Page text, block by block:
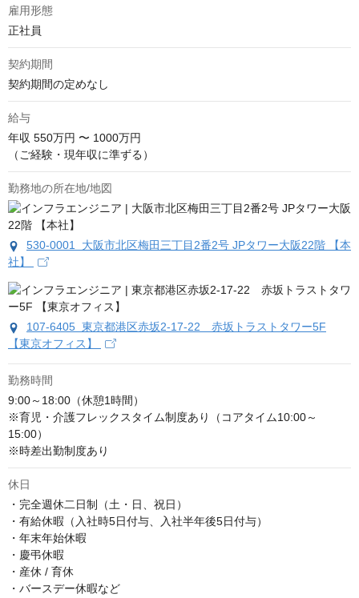
雇用形態
正社員
契約期間
契約期間の定めなし
給与
年収 550万円 〜 1000万円
（ご経験・現年収に準ずる）
勤務地の所在地/地図
530-0001 大阪市北区梅田三丁目2番2号 JPタワー大阪22階 【本
社】
107-6405 東京都港区赤坂2-17-22 赤坂トラストタワー5F
【東京オフィス】
勤務時間
9:00～18:00（休憩1時間）
※育児・介護フレックスタイム制度あり（コアタイム10:00～
15:00）
※時差出勤制度あり
休日
・完全週休二日制（土・日、祝日）
・有給休暇（入社時5日付与、入社半年後5日付与）
・年末年始休暇
・慶弔休暇
・産休 / 育休
・バースデー休暇など